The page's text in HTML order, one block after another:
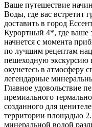
Ваше путешествие
Воды, где вас встретит
доставить в город
Курортный 4*, где ваше
начнется с момента
по лучшим рецептам
пешеходную экскурсию
окунетесь в атмосферу
легендарные
Главное удовольствие
премиального
созданного для
территории площадью
минеральной водой